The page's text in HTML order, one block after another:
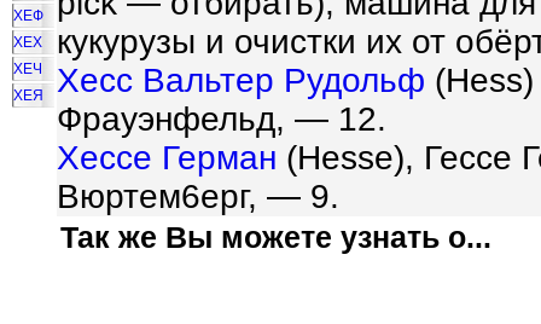
ХЕФ
ХЕХ
ХЕЧ
ХЕЯ
кукурузы и очистки их от
Хесс Вальтер Рудольф
Фрауэнфельд, — 12.
Хессе Герман (Hesse), Гессе
Вюртем6ерг, — 9.
Так же Вы можете узнать о...